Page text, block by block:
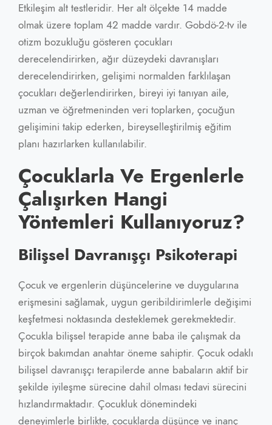
Etkileşim alt testleridir. Her alt ölçekte 14 madde
olmak üzere toplam 42 madde vardır. Gobdö-2-tv ile
otizm bozukluğu gösteren çocukları
derecelendirirken, ağır düzeydeki davranışları
derecelendirirken, gelişimi normalden farklılaşan
çocukları değerlendirirken, bireyi iyi tanıyan aile,
uzman ve öğretmeninden veri toplarken, çocuğun
gelişimini takip ederken, bireyselleştirilmiş eğitim
planı hazırlarken kullanılabilir.
Çocuklarla Ve Ergenlerle
Çalışırken Hangi
Yöntemleri Kullanıyoruz?
Bilişsel Davranışçı Psikoterapi
Çocuk ve ergenlerin düşüncelerine ve duygularına
erişmesini sağlamak, uygun geribildirimlerle değişimi
keşfetmesi noktasında desteklemek gerekmektedir.
Çocukla bilişsel terapide anne baba ile çalışmak da
birçok bakımdan anahtar öneme sahiptir. Çocuk odaklı
bilişsel davranışçı terapilerde anne babaların aktif bir
şekilde iyileşme sürecine dahil olması tedavi sürecini
hızlandırmaktadır. Çocukluk dönemindeki
deneyimlerle birlikte, çocuklarda düşünce ve inanç